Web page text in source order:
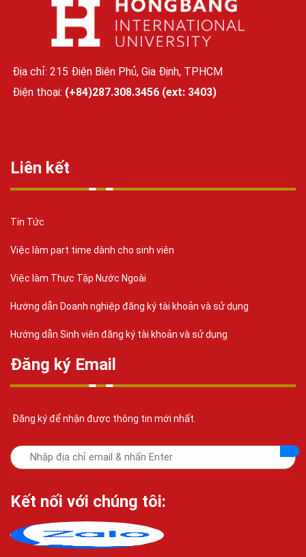
Địa chỉ: 215 Điện Biên Phủ, Gia Định, TPHCM
Điện thoại: (+84)287.308.3456 (ext: 3403)
Liên kết
Tin Tức
Việc làm part time dành cho sinh viên
Việc làm Thực Tập Nước Ngoài
Hướng dẫn Doanh nghiệp đăng ký tài khoản và sử dụng
Hướng dẫn Sinh viên đăng ký tài khoản và sử dụng
Đăng ký Email
Đăng ký để nhận được thông tin mới nhất.
Kết nối với chúng tôi: